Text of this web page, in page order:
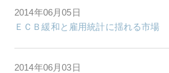
2014年06月05日
ＥＣＢ緩和と雇用統計に揺れる市場
2014年06月03日